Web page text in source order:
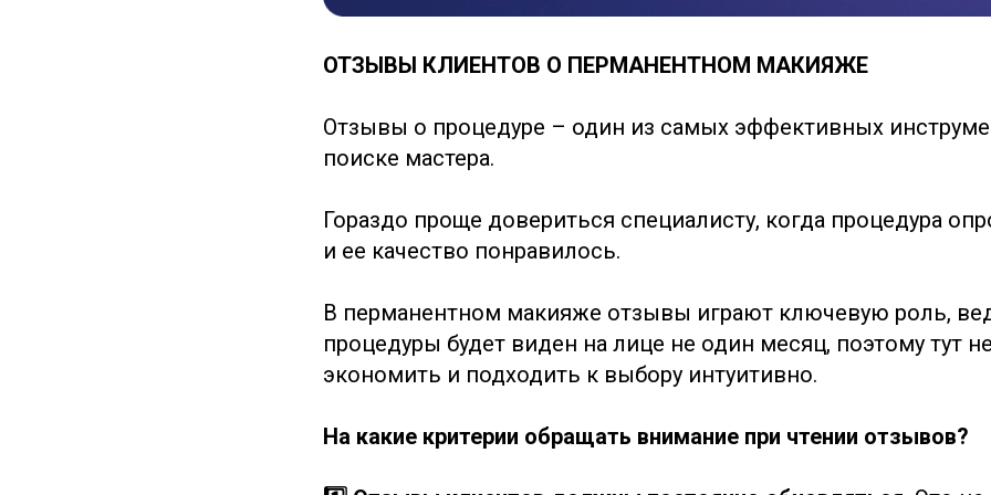
ОТЗЫВЫ КЛИЕНТОВ О ПЕРМАНЕНТНОМ МАКИЯЖЕ
Отзывы о процедуре – один из самых эффективных
поиске мастера.
Гораздо проще довериться специалисту, когда процедура
и ее качество понравилось.
В перманентном макияже отзывы играют ключевую роль,
процедуры будет виден на лице не один месяц, поэтому тут
экономить и подходить к выбору интуитивно.
На какие критерии обращать внимание при чтении отзывов?